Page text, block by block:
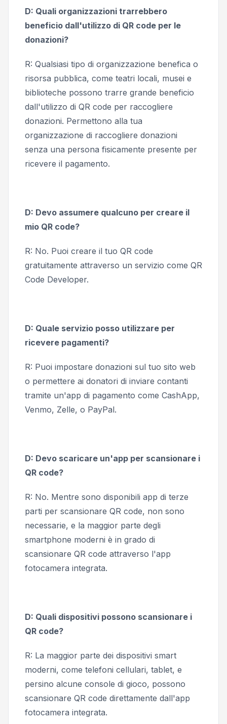
D: Quali organizzazioni trarrebbero
beneficio dall'utilizzo di QR code per le
donazioni?
R: Qualsiasi tipo di organizzazione benefica o
risorsa pubblica, come teatri locali, musei e
biblioteche possono trarre grande beneficio
dall'utilizzo di QR code per raccogliere
donazioni. Permettono alla tua
organizzazione di raccogliere donazioni
senza una persona fisicamente presente per
ricevere il pagamento.
D: Devo assumere qualcuno per creare il
mio QR code?
R: No. Puoi creare il tuo QR code
gratuitamente attraverso un servizio come QR
Code Developer.
D: Quale servizio posso utilizzare per
ricevere pagamenti?
R: Puoi impostare donazioni sul tuo sito web
o permettere ai donatori di inviare contanti
tramite un'app di pagamento come CashApp,
Venmo, Zelle, o PayPal.
D: Devo scaricare un'app per scansionare i
QR code?
R: No. Mentre sono disponibili app di terze
parti per scansionare QR code, non sono
necessarie, e la maggior parte degli
smartphone moderni è in grado di
scansionare QR code attraverso l'app
fotocamera integrata.
D: Quali dispositivi possono scansionare i
QR code?
R: La maggior parte dei dispositivi smart
moderni, come telefoni cellulari, tablet, e
persino alcune console di gioco, possono
scansionare QR code direttamente dall'app
fotocamera integrata.